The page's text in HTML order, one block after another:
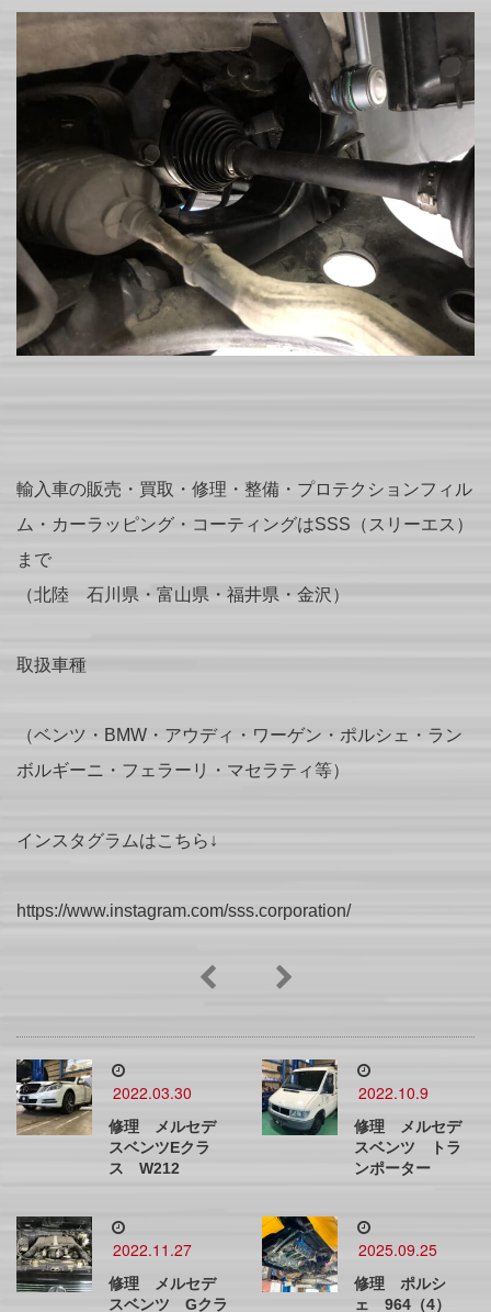
輸入車の販売・買取・修理・整備・プロテクションフィル
ム・カーラッピング・コーティングはSSS（スリーエス）
まで
（北陸 石川県・富山県・福井県・金沢）
取扱車種
（ベンツ・BMW・アウディ・ワーゲン・ポルシェ・ラン
ボルギーニ・フェラーリ・マセラティ等）
インスタグラムはこちら↓
https://www.instagram.com/sss.corporation/
2022.03.30
修理 メルセデ
スベンツEクラ
ス W212
2022.10.9
修理 メルセデ
スベンツ トラ
ンポーター
2022.11.27
修理 メルセデ
スベンツ Gクラ
2025.09.25
修理 ポルシ
ェ 964（4）